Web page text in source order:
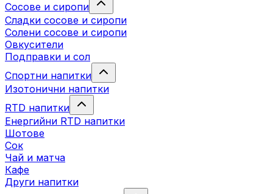
Сосове и сиропи
Сладки сосове и сиропи
Солени сосове и сиропи
Овкусители
Подправки и сол
Спортни напитки
Изотонични напитки
RTD напитки
Енергийни RTD напитки
Шотове
Сок
Чай и матча
Кафе
Други напитки